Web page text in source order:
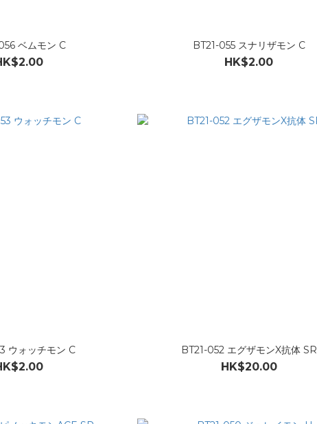
ベムモン C BT21-055 スナリザモン C
HK$2.00
ウォッチモン C BT21-052 エグザモンX抗体 SR
HK$20.00